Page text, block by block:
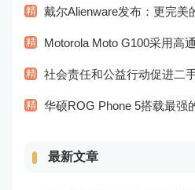
精 戴尔Alienware发布：更完美的
精 Motorola Moto G100采用高通骁龙870处理
精 社会责任和公益行动促进二手手
精 华硕ROG Phone 5搭载最强的骁
最新文章